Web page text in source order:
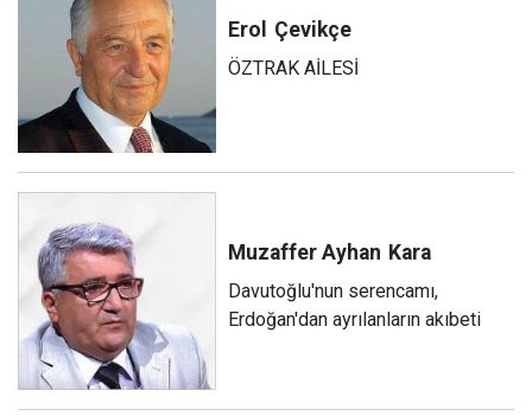
Erol Çevikçe
ÖZTRAK AİLESİ
Muzaffer Ayhan Kara
Davutoğlu'nun serencamı,
Erdoğan'dan ayrılanların akıbeti